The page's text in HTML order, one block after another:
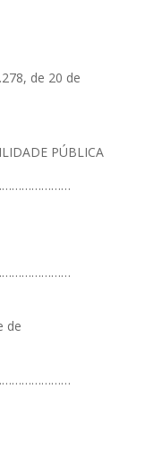
de 20 de
PÚBLICA
de